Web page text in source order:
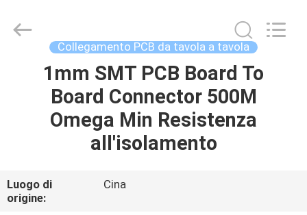
CASA
PRODOTTI
NOI
Electronic
Collegamento PCB da tavola a tavola
1mm SMT PCB Board To
Board Connector 500M
Omega Min Resistenza
all'isolamento
Luogo di
origine:
Cina